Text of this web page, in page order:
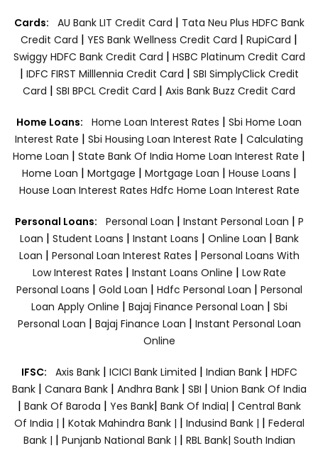
Cards: AU Bank LIT Credit Card | Tata Neu Plus HDFC Bank
Credit Card | YES Bank Wellness Credit Card | RupiCard |
Swiggy HDFC Bank Credit Card | HSBC Platinum Credit Card
| IDFC FIRST Milllennia Credit Card | SBI SimplyClick Credit
Card | SBI BPCL Credit Card | Axis Bank Buzz Credit Card
Home Loans: Home Loan Interest Rates | Sbi Home Loan
Interest Rate | Sbi Housing Loan Interest Rate | Calculating
Home Loan | State Bank Of India Home Loan Interest Rate |
Home Loan | Mortgage | Mortgage Loan | House Loans |
House Loan Interest Rates Hdfc Home Loan Interest Rate
Personal Loans: Personal Loan | Instant Personal Loan | P
Loan | Student Loans | Instant Loans | Online Loan | Bank
Loan | Personal Loan Interest Rates | Personal Loans With
Low Interest Rates | Instant Loans Online | Low Rate
Personal Loans | Gold Loan | Hdfc Personal Loan | Personal
Loan Apply Online | Bajaj Finance Personal Loan | Sbi
Personal Loan | Bajaj Finance Loan | Instant Personal Loan
Online
IFSC: Axis Bank | ICICI Bank Limited | Indian Bank | HDFC
Bank| Canara Bank | Andhra Bank| SBI | Union Bank Of India
| Bank Of Baroda | Yes Bank| Bank Of India| | Central Bank
Of India | | Kotak Mahindra Bank | | Indusind Bank | | Federal
Bank | | Punjanb National Bank | | RBL Bank| South Indian